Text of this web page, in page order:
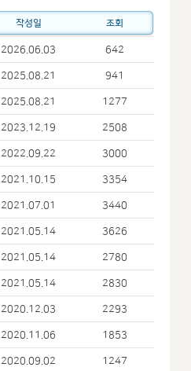
작성일 조회
2026.06.03 642
2025.08.21 941
2025.08.21 1277
2023.12.19 2508
2022.09.22 3000
2021.10.15 3354
2021.07.01 3440
2021.05.14 3626
2021.05.14 2780
2021.05.14 2830
2020.12.03 2293
2020.11.06 1853
2020.09.02 1247